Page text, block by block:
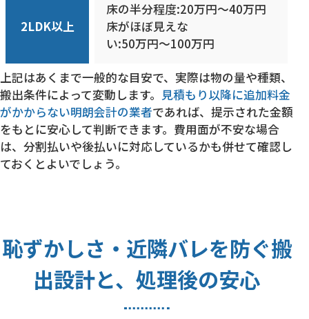
2LDK以上
床の半分程度:20万円〜40万円
床がほぼ見えな
い:50万円〜100万円
上記はあくまで一般的な目安で、実際は物の量や種類、
搬出条件によって変動します。 見積もり以降に追加料金
がかからない明朗会計の業者であれば、提示された金額
をもとに安心して判断できます。費用面が不安な場合
は、分割払いや後払いに対応しているかも併せて確認し
ておくとよいでしょう。
恥ずかしさ・近隣バレを防ぐ搬
出設計と、処理後の安心